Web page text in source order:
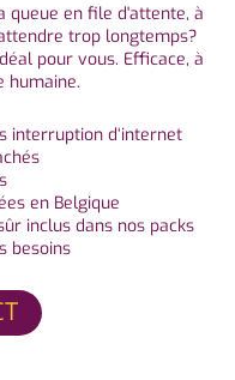
queue en file d'attente, à
trop longtemps?
pour vous. Efficace, à
humaine.
interruption d‘internet
en Belgique
inclus dans nos packs
besoins